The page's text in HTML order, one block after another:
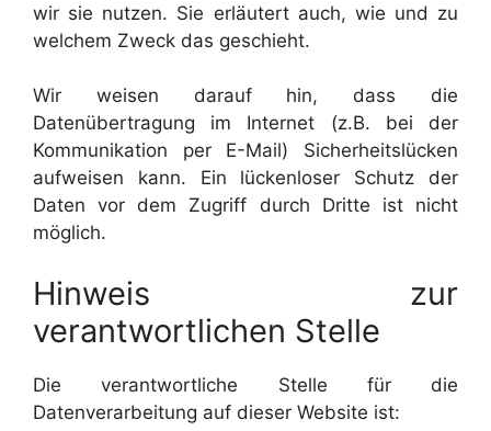
wir sie nutzen. Sie erläutert auch, wie und zu
welchem Zweck das geschieht.
Wir weisen darauf hin, dass die
Datenübertragung im Internet (z.B. bei der
Kommunikation per E-Mail) Sicherheitslücken
aufweisen kann. Ein lückenloser Schutz der
Daten vor dem Zugriff durch Dritte ist nicht
möglich.
Hinweis zur
verantwortlichen Stelle
Die verantwortliche Stelle für die
Datenverarbeitung auf dieser Website ist: